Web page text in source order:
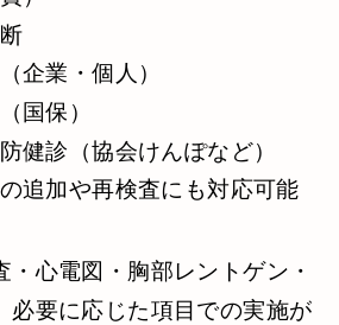
企業・個人）
国保）
健診（協会けんぽなど）
追加や再検査にも対応可能
・心電図・胸部レントゲン・
必要に応じた項目での実施が